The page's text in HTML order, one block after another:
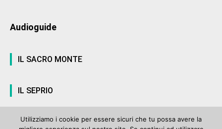
Audioguide
IL SACRO MONTE
IL SEPRIO
Utilizziamo i cookie per essere sicuri che tu possa avere la